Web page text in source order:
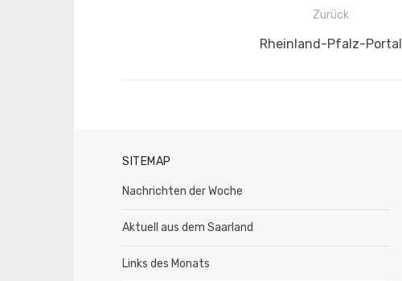
BeitragsnavigationZurück
Vorheriger
Rheinland-Pfalz-Portal
SITEMAP
Nachrichten der Woche
Aktuell aus dem Saarland
Links des Monats